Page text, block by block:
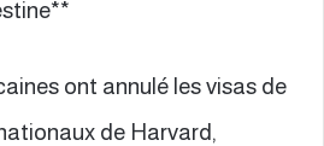
ont annulé les visas de
de Harvard,